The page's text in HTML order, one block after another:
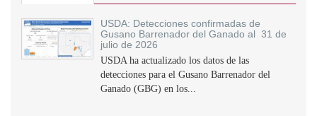
USDA: Detecciones confirmadas de
Gusano Barrenador del Ganado al 31 de
julio de 2026
USDA ha actualizado los datos de las
detecciones para el Gusano Barrenador del
Ganado (GBG) en los...